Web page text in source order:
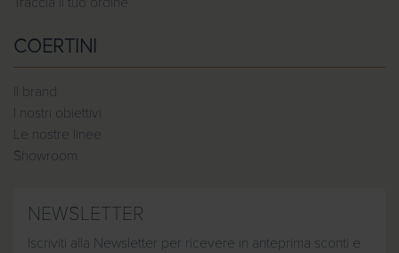
COERTINI
Il brand
I nostri obiettivi
Le nostre linee
Showroom
NEWSLETTER
Iscriviti alla Newsletter per ricevere in anteprima sconti e